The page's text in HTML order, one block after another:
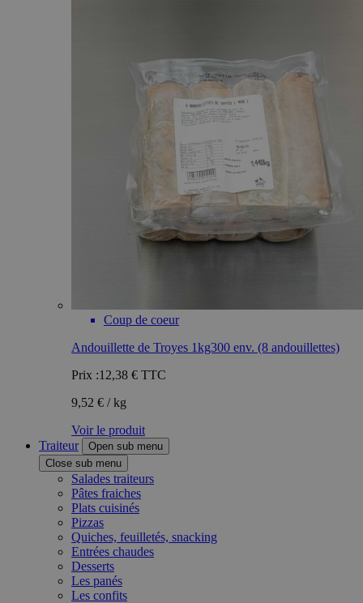
Coup de coeur
Andouillette de Troyes 1kg300 env. (8 andouillettes)
Prix :12,38 € TTC
9,52 € / kg
Voir le produit
Traiteur
Open sub menu
Close sub menu
Salades traiteurs
Pâtes fraiches
Plats cuisinés
Pizzas
Quiches, feuilletés, snacking
Entrées chaudes
Desserts
Les panés
Les confits